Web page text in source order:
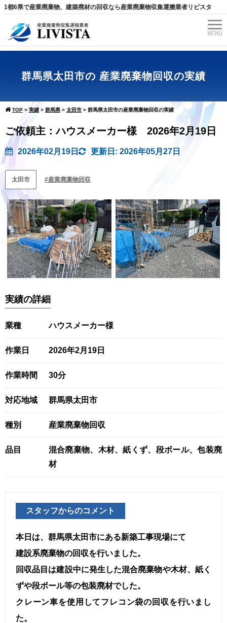
1都6県で産業廃棄物、建築廃材の回収なら産業廃棄物収集運搬業者リビスタ
群馬県太田市の 産業廃棄物回収の実績
TOP > 実績 > 群馬県 > 太田市 > 群馬県太田市の産業廃棄物回収の実績
ご依頼主：ハウスメーカー様 2026年2月19日
2026年02月19日 更新日: 2026年05月27日
太田市 産業廃棄物回収
実績の詳細
業種 ハウスメーカー様
作業日 2026年2月19日
作業時間 30分
対応地域 群馬県太田市
種別 産業廃棄物回収
品目
混合廃棄物、木材、紙くず、段ボール、包装廃
材
スタッフからのコメント
本日は、群馬県太田市にある新築工事現場にて
建設系廃棄物の回収を行いました。
回収品目は建設中に発生した混合廃棄物や木材、紙く
ずや段ボール等の包装廃材でした。
クレーン車を使用してフレコン袋の回収を行いまし
た。